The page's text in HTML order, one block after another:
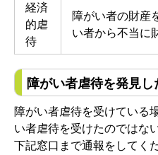
経済
的虐
待
障がい者の財産
い者から不当に
障がい者虐待を発見し
障がい者虐待を受けている
い者虐待を受けたのではな
下記窓口まで通報をしてく